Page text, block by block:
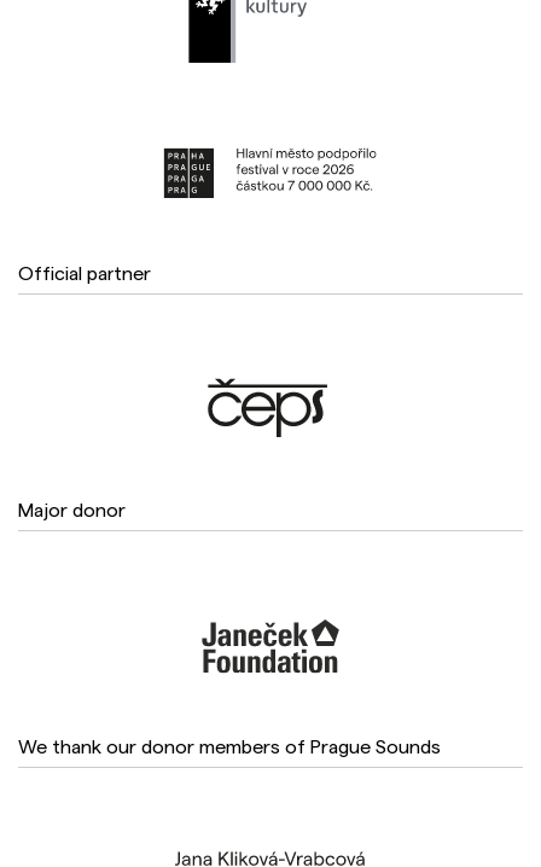
Official partner
Major donor
We thank our donor members of Prague Sounds